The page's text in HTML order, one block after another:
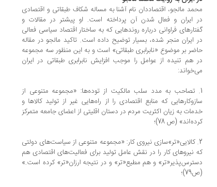
محمد مالجو، اقتصاددان نام آشنا به مساله شکاف طبقاتی و اقتصادی
در ایران و فعال شدن آن پرداخته است. او پیشتر در مقالات و
گفتارهای فراوانی درباره روندهایی که به ساختار اقتصاد سیاسی فعالی
در ایران منجر شده، بسیار توضیح داده است. تاکید مالجو در مقاله
حاضر بر موضوع «نابرابری طبقاتی» است و به این منظور سه مجموعه
در هم تنیده از عوامل را موجب افزایش نابرابری طبقاتی در ایران
می‌خواند:
1. تصاحب به مدد سلب مالکیت از توده‌ها: «مجموعه متنوعی از
سازوکارهایی که منابع اقتصادی را از راه‌هایی غیر از تولید کالاها و
خدمات به زیان اکثریت مردم در دستان اقلیتی از اعضای جامعه متمرکز
کرده‌اند» (ص 78)؛
2. کالایی«تر»سازی نیروی کار: «مجموعه متنوعی از سیاست‌های دولتی
که نیروهای کار را در نقش عامل تولید برای فعالیت‌های اقتصادی هم
دسترس‌پذیر«تر» و هم مطیع«تر» و در نتیجه ارزان«تر» کرده است.»
(ص79)؛